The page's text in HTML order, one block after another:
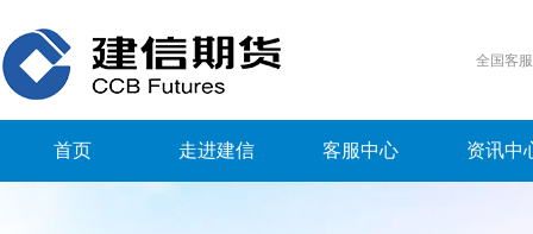
全国客
首页 走进建信 客服中心 资讯中